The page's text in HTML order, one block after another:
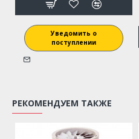
Уведомить о
поступлении
РЕКОМЕНДУЕМ ТАКЖЕ